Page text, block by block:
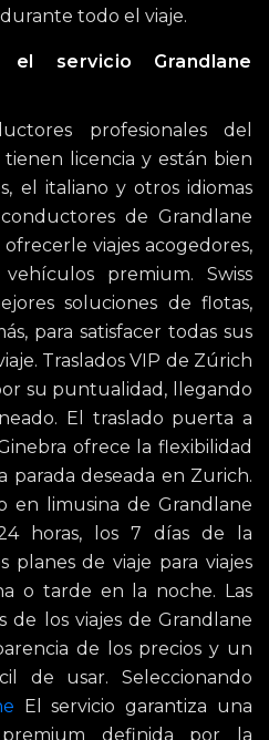
todo el viaje.
servicio Grandlane
profesionales del
licencia y están bien
el italiano y otros idiomas
de Grandlane
viajes acogedores,
premium. Swiss
soluciones de flotas,
para satisfacer todas sus
Traslados VIP de Zúrich
su puntualidad, llegando
El traslado puerta a
ofrece la flexibilidad
parada deseada en Zurich.
en limusina de Grandlane
horas, los 7 días de la
planes de viaje para viajes
o tarde en la noche. Las
de los viajes de Grandlane
de los precios y un
de usar. Seleccionando
El servicio garantiza una
definida por la